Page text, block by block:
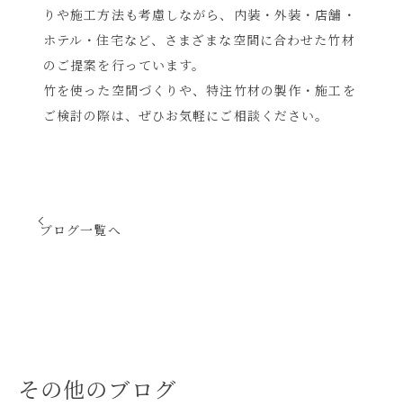
りや施工方法も考慮しながら、内装・外装・店舗・
ホテル・住宅など、さまざまな空間に合わせた竹材
のご提案を行っています。
竹を使った空間づくりや、特注竹材の製作・施工を
ご検討の際は、ぜひお気軽にご相談ください。
ブログ一覧へ
その他のブログ